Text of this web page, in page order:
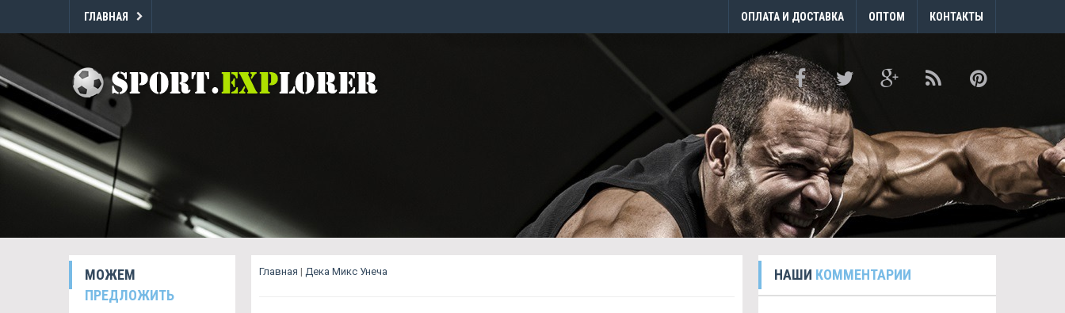
ГЛАВНАЯ ОПЛАТА И ДОСТАВКА ОПТОМ КОНТАКТЫ
МОЖЕМ
ПРЕДЛОЖИТЬ
Главная | Дека Микс Унеча НАШИ КОММЕНТАРИИ